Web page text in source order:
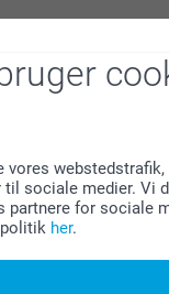
vores
sociale medier. Vi
partnere for sociale
her.